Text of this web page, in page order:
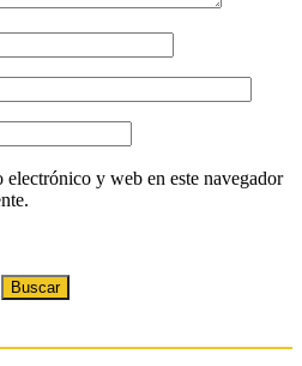
y web en este navegador